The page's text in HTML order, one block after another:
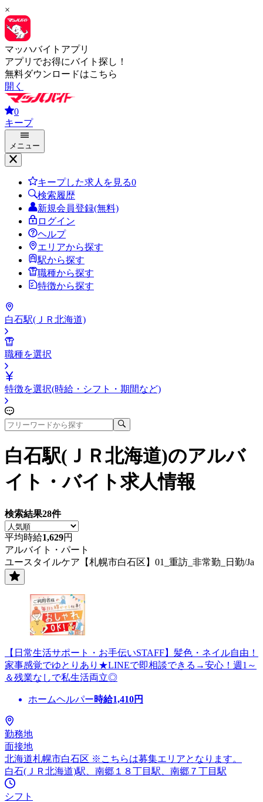
×
マッハバイトアプリ
アプリでお得にバイト探し！
無料ダウンロードはこちら
開く
0
キープ
メニュー
キープした求人を見る0
検索履歴
新規会員登録(無料)
ログイン
ヘルプ
エリアから探す
駅から探す
職種から探す
特徴から探す
白石駅(ＪＲ北海道)
職種を選択
特徴を選択(時給・シフト・期間など)
白石駅(ＪＲ北海道)のアルバ
イト・バイト求人情報
検索結果28件
平均時給1,629円
アルバイト・パート
ユースタイルケア【札幌市白石区】01_重訪_非常勤_日勤/Ja
【日常生活サポート・お手伝いSTAFF】髪色・ネイル自由！
家事感覚でゆとりあり★LINEで即相談できる→安心！週1～
＆残業なしで私生活両立◎
ホームヘルパー時給1,410円
勤務地
面接地
北海道札幌市白石区 ※こちらは募集エリアとなります。
白石(ＪＲ北海道)駅、南郷１８丁目駅、南郷７丁目駅
シフト